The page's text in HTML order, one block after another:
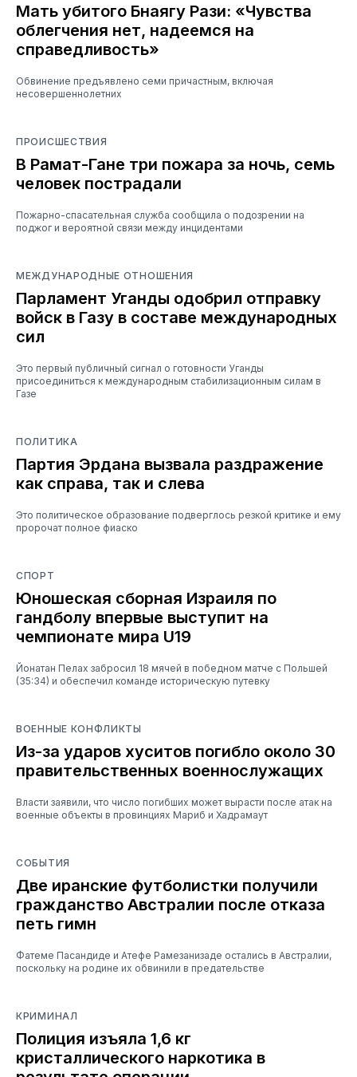
Мать убитого Бнаягу Рази: «Чувства
облегчения нет, надеемся на
справедливость»
Обвинение предъявлено семи причастным, включая
несовершеннолетних
ПРОИСШЕСТВИЯ
В Рамат-Гане три пожара за ночь, семь
человек пострадали
Пожарно-спасательная служба сообщила о подозрении на
поджог и вероятной связи между инцидентами
МЕЖДУНАРОДНЫЕ ОТНОШЕНИЯ
Парламент Уганды одобрил отправку
войск в Газу в составе международных
сил
Это первый публичный сигнал о готовности Уганды
присоединиться к международным стабилизационным силам в
Газе
ПОЛИТИКА
Партия Эрдана вызвала раздражение
как справа, так и слева
Это политическое образование подверглось резкой критике и ему
пророчат полное фиаско
СПОРТ
Юношеская сборная Израиля по
гандболу впервые выступит на
чемпионате мира U19
Йонатан Пелах забросил 18 мячей в победном матче с Польшей
(35:34) и обеспечил команде историческую путевку
ВОЕННЫЕ КОНФЛИКТЫ
Из-за ударов хуситов погибло около 30
правительственных военнослужащих
Власти заявили, что число погибших может вырасти после атак на
военные объекты в провинциях Мариб и Хадрамаут
СОБЫТИЯ
Две иранские футболистки получили
гражданство Австралии после отказа
петь гимн
Фатеме Пасандиде и Атефе Рамезанизаде остались в Австралии,
поскольку на родине их обвинили в предательстве
КРИМИНАЛ
Полиция изъяла 1,6 кг
кристаллического наркотика в